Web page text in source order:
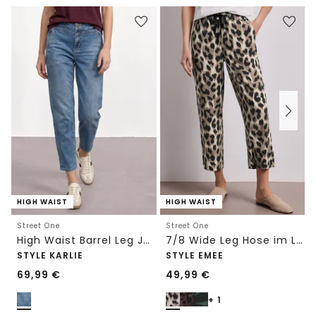
HIGH WAIST
Street One
High Waist Barrel Leg Jeans im Loose Fit
STYLE KARLIE
69,99 €
HIGH WAIST
Street One
7/8 Wide Leg Hose im Loose Fit mit Print
STYLE EMEE
49,99 €
+ 1